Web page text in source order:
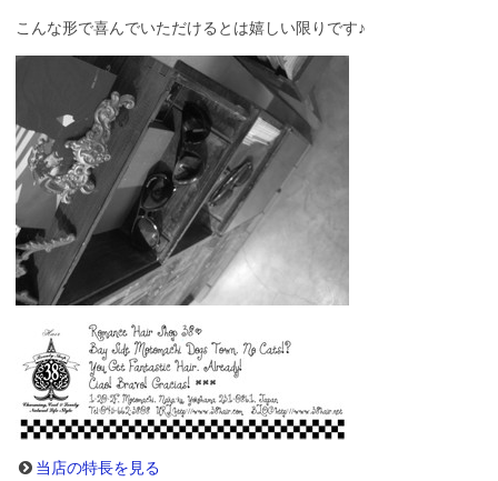
こんな形で喜んでいただけるとは嬉しい限りです♪
当店の特長を見る